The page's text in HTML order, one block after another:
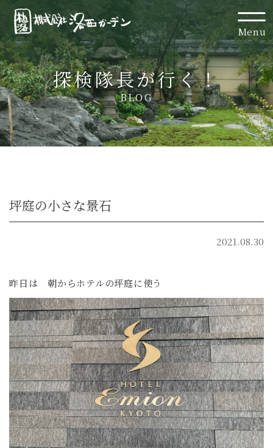
Menu
探検隊長が行く！
BLOG
坪庭の小さな景石
2021.08.30
昨日は 朝からホテルの坪庭に使う